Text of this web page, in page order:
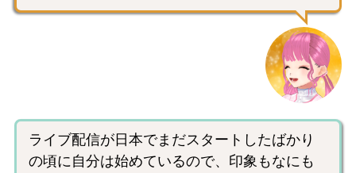
ライブ配信が日本でまだスタートしたばかり
の頃に自分は始めているので、印象もなにも